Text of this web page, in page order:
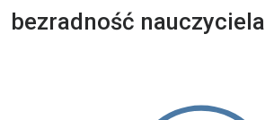
bezradność nauczyciela